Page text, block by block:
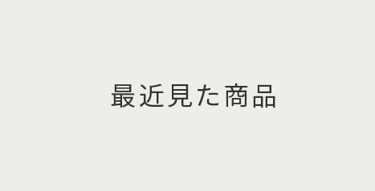
最近見た商品